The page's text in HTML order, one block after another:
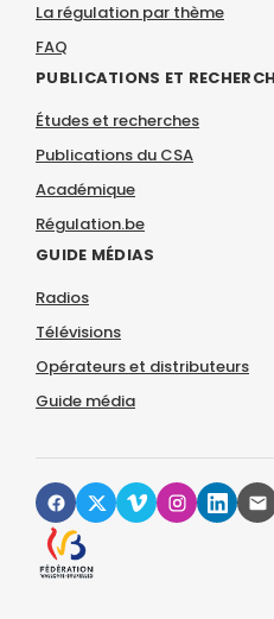
La régulation par thème
FAQ
PUBLICATIONS ET
Études et recherches
Publications du CSA
Académique
Régulation.be
GUIDE MÉDIAS
Radios
Télévisions
Opérateurs et distributeurs
Guide média